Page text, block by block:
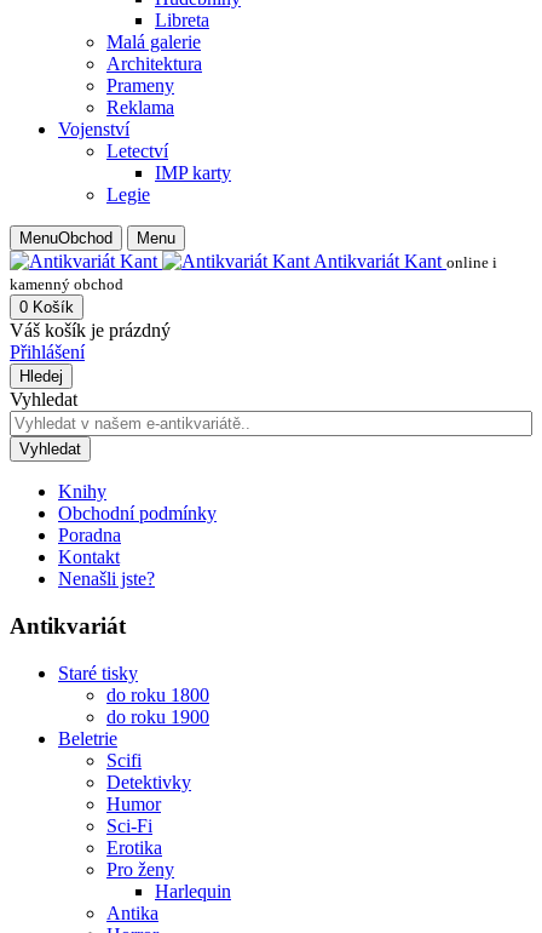
Libreta
Malá galerie
Architektura
Prameny
Reklama
Vojenství
Letectví
IMP karty
Legie
MenuObchod Menu
Antikvariát Kant online i
kamenný obchod
0 Košík
Váš košík je prázdný
Přihlášení
Hledej
Vyhledat
Vyhledat
Knihy
Obchodní podmínky
Poradna
Kontakt
Nenašli jste?
Antikvariát
Staré tisky
do roku 1800
do roku 1900
Beletrie
Scifi
Detektivky
Humor
Sci-Fi
Erotika
Pro ženy
Harlequin
Antika